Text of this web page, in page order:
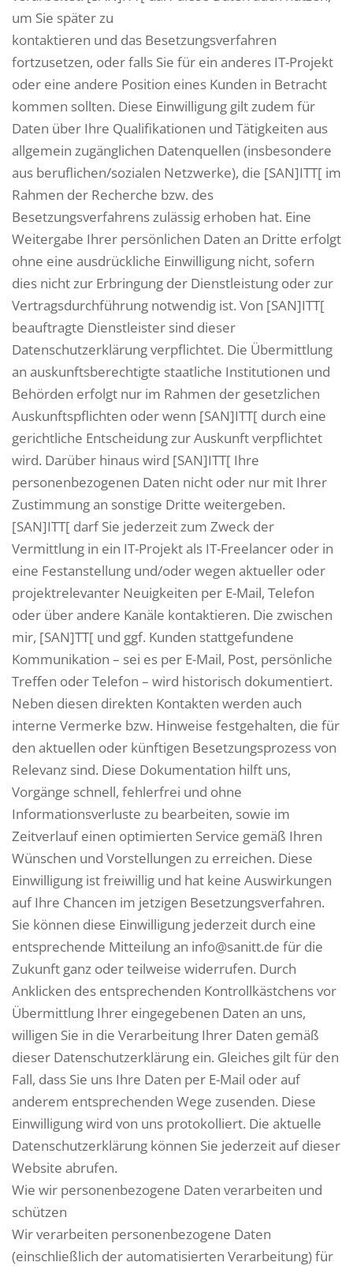
um Sie später zu
kontaktieren und das Besetzungsverfahren
fortzusetzen, oder falls Sie für ein anderes IT-Projekt
oder eine andere Position eines Kunden in Betracht
kommen sollten. Diese Einwilligung gilt zudem für
Daten über Ihre Qualifikationen und Tätigkeiten aus
allgemein zugänglichen Datenquellen (insbesondere
aus beruflichen/sozialen Netzwerke), die [SAN]ITT[ im
Rahmen der Recherche bzw. des
Besetzungsverfahrens zulässig erhoben hat. Eine
Weitergabe Ihrer persönlichen Daten an Dritte erfolgt
ohne eine ausdrückliche Einwilligung nicht, sofern
dies nicht zur Erbringung der Dienstleistung oder zur
Vertragsdurchführung notwendig ist. Von [SAN]ITT[
beauftragte Dienstleister sind dieser
Datenschutzerklärung verpflichtet. Die Übermittlung
an auskunftsberechtigte staatliche Institutionen und
Behörden erfolgt nur im Rahmen der gesetzlichen
Auskunftspflichten oder wenn [SAN]ITT[ durch eine
gerichtliche Entscheidung zur Auskunft verpflichtet
wird. Darüber hinaus wird [SAN]ITT[ Ihre
personenbezogenen Daten nicht oder nur mit Ihrer
Zustimmung an sonstige Dritte weitergeben.
[SAN]ITT[ darf Sie jederzeit zum Zweck der
Vermittlung in ein IT-Projekt als IT-Freelancer oder in
eine Festanstellung und/oder wegen aktueller oder
projektrelevanter Neuigkeiten per E-Mail, Telefon
oder über andere Kanäle kontaktieren. Die zwischen
mir, [SAN]TT[ und ggf. Kunden stattgefundene
Kommunikation – sei es per E-Mail, Post, persönliche
Treffen oder Telefon – wird historisch dokumentiert.
Neben diesen direkten Kontakten werden auch
interne Vermerke bzw. Hinweise festgehalten, die für
den aktuellen oder künftigen Besetzungsprozess von
Relevanz sind. Diese Dokumentation hilft uns,
Vorgänge schnell, fehlerfrei und ohne
Informationsverluste zu bearbeiten, sowie im
Zeitverlauf einen optimierten Service gemäß Ihren
Wünschen und Vorstellungen zu erreichen. Diese
Einwilligung ist freiwillig und hat keine Auswirkungen
auf Ihre Chancen im jetzigen Besetzungsverfahren.
Sie können diese Einwilligung jederzeit durch eine
entsprechende Mitteilung an info@sanitt.de für die
Zukunft ganz oder teilweise widerrufen. Durch
Anklicken des entsprechenden Kontrollkästchens vor
Übermittlung Ihrer eingegebenen Daten an uns,
willigen Sie in die Verarbeitung Ihrer Daten gemäß
dieser Datenschutzerklärung ein. Gleiches gilt für den
Fall, dass Sie uns Ihre Daten per E-Mail oder auf
anderem entsprechenden Wege zusenden. Diese
Einwilligung wird von uns protokolliert. Die aktuelle
Datenschutzerklärung können Sie jederzeit auf dieser
Website abrufen.
Wie wir personenbezogene Daten verarbeiten und
schützen
Wir verarbeiten personenbezogene Daten
(einschließlich der automatisierten Verarbeitung) für